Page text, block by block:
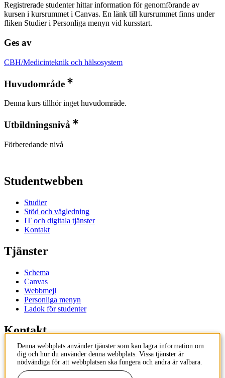
Registrerade studenter hittar information för genomförande av
kursen i kursrummet i Canvas. En länk till kursrummet finns under
fliken Studier i Personliga menyn vid kursstart.
Ges av
CBH/Medicinteknik och hälsosystem
Huvudområde
Denna kurs tillhör inget huvudområde.
Utbildningsnivå
Förberedande nivå
Studentwebben
Studier
Stöd och vägledning
IT och digitala tjänster
Kontakt
Tjänster
Schema
Canvas
Webbmejl
Personliga menyn
Ladok för studenter
Kontakt
Kontakta utbildningsprogram
Kontakta kurs
IT-support
Denna webbplats använder tjänster som kan lagra information om
dig och hur du använder denna webbplats. Vissa tjänster är
nödvändiga för att webbplatsen ska fungera och andra är valbara.